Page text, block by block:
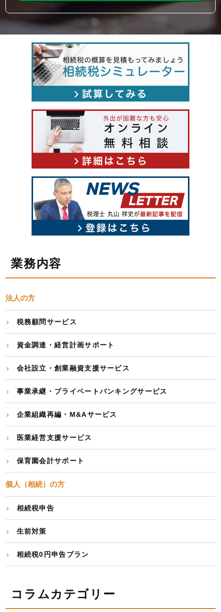
業務内容
法人の方
税務顧問サービス
資金調達・経営計画サポート
会社設立・創業融資支援サービス
事業承継・プライベートバンキングサービス
企業組織再編・M&Aサービス
医業経営支援サービス
保育園会計サポート
個人（相続）の方
相続税申告
生前対策
相続税0円申告プラン
コラムカテゴリー